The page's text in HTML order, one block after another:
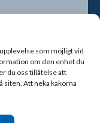
som möjligt vid
om den enhet du
du oss tillåtelse att
siten. Att neka kakorna
att vi sparar dina